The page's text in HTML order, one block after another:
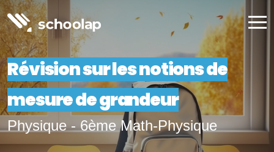
Révision sur les notions de
mesure de grandeur
Physique - 6ème Math-Physique